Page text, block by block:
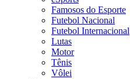
Famosos do Esporte
Futebol Nacional
Futebol Internacional
Lutas
Motor
Tênis
Vôlei